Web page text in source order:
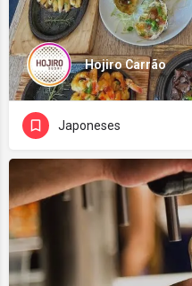
Hojiro Carrão
Japoneses